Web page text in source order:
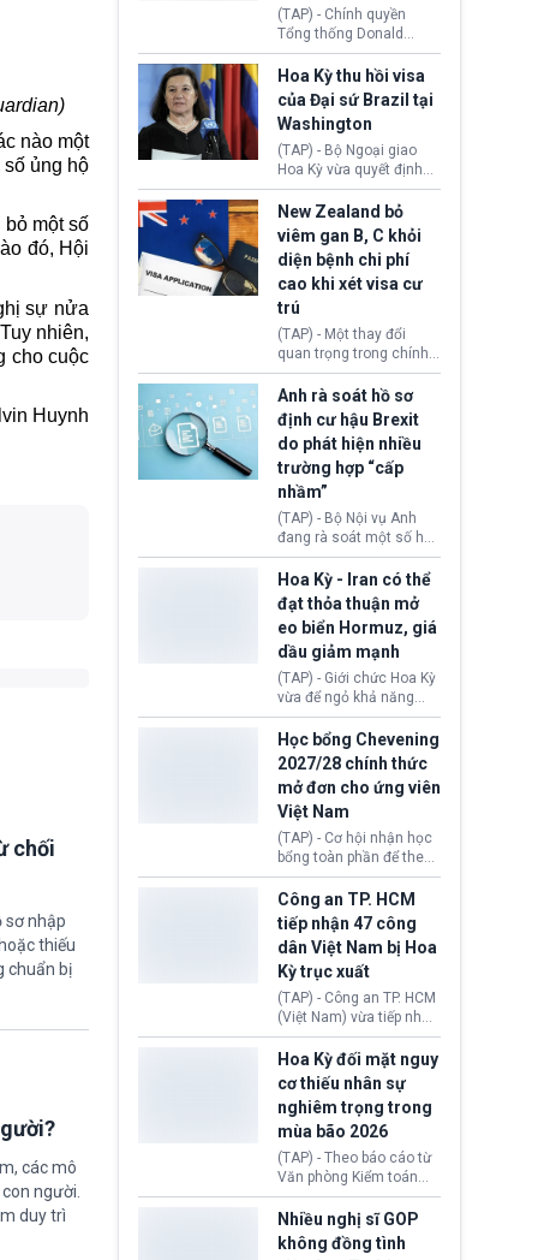
nào một
ủng hộ
một số
đó, Hội
sự nửa
nhiên,
cho cuộc
Huynh
chối
sơ nhập
thiếu
chuẩn bị
các mô
người.
duy trì
(TAP) - Chính quyền
Tổng thống Donald
Trump đã hoàn trả
khoảng 100 tỷ USD thuế
quan từng thu theo Đạo
luật Quyền hạn Kinh tế
Khẩn cấp Quốc tế
(IEEPA). Động thái này
diễn ra sau phán quyết
hồi tháng 2 bởi Tòa án
Tối cao Hoa Kỳ
(SCOTUS) khi tuyên bố,
việc áp thuế diện rộng là
hoàn toàn bất hợp pháp.
Hoa Kỳ thu hồi visa
của Đại sứ Brazil tại
Washington
(TAP) - Bộ Ngoại giao
Hoa Kỳ vừa quyết định
thu hồi thị thực (visa)
của bà Maria Luiza
Ribeiro Viotti - Đại sứ
Brazil tại Washington.
Động thái trên diễn ra
trong bối cảnh tranh
chấp ngoại giao giữa
chính quyền Tổng thống
Donald Trump và chính
phủ cánh tả Tổng thống
da Silva đang leo thang
gay gắt.
New Zealand bỏ
viêm gan B, C khỏi
diện bệnh chi phí
cao khi xét visa cư
trú
(TAP) - Một thay đổi
quan trọng trong chính
sách nhập cư của New
Zealand đang mở ra
thêm cơ hội cho nhiều
người muốn định cư. Từ
nay, người mắc viêm
gan B hoặc viêm gan C
sẽ không còn bị mặc
định không đáp ứng tiêu
chuẩn sức khỏe chỉ vì
chi phí điều trị khi nộp hồ
Anh rà soát hồ sơ
định cư hậu Brexit
do phát hiện nhiều
trường hợp “cấp
nhầm”
(TAP) - Bộ Nội vụ Anh
đang rà soát một số hồ
sơ thuộc Chương trình
Định cư EU (EU
Settlement Scheme -
EUSS) sau khi xác định
có trường hợp được cấp
quy chế cư trú hậu
Brexit “do nhầm lẫn”.
Động thái này làm dấy
lên lo ngại về việc thực
thi Thỏa thuận Rút khỏi
Liên minh châu Âu
(Withdrawal
Agreement).
Hoa Kỳ - Iran có thể
đạt thỏa thuận mở
eo biển Hormuz, giá
dầu giảm mạnh
(TAP) - Giới chức Hoa Kỳ
vừa để ngỏ khả năng
sớm đạt thỏa thuận với
Iran nhằm mở lại eo biển
Hormuz, mở đường cho
việc khôi phục hoạt
động hàng hải. Những
tín hiệu ngoại giao tích
cực này lập tức tác động
đến thị trường năng
lượng, kéo giá dầu thế
giới lùi sâu xuống dưới
mức 80 USD/thùng.
Học bổng Chevening
2027/28 chính thức
mở đơn cho ứng viên
Việt Nam
(TAP) - Cơ hội nhận học
bổng toàn phần để theo
học chương trình thạc sĩ
tại Vương quốc Anh đã
chính thức quay trở lại.
Học bổng Chevening
2027/28 của Chính phủ
Anh vừa mở cổng ứng
tuyển dành riêng ứng
viên Việt Nam, hỗ trợ
toàn bộ chi phí học tập
cùng nhiều quyền lợi
trong suốt một năm
học.
Công an TP. HCM
tiếp nhận 47 công
dân Việt Nam bị Hoa
Kỳ trục xuất
(TAP) - Công an TP. HCM
(Việt Nam) vừa tiếp nhận
47 công dân Việt Nam bị
Hoa Kỳ trục xuất về
nước. Đây là đợt có số
lượng lớn nhất từ đầu
năm 2026 đến nay, phản
ánh xu hướng gia tăng
các trường hợp trục
xuất.
Hoa Kỳ đối mặt nguy
cơ thiếu nhân sự
nghiêm trọng trong
mùa bão 2026
(TAP) - Theo báo cáo từ
Văn phòng Kiểm toán
Chính phủ (GAO), Cơ
quan Quản lý Khẩn cấp
Liên bang (FEMA) thuộc
Bộ An ninh Nội địa Hoa
Nhiều nghị sĩ GOP
không đồng tình